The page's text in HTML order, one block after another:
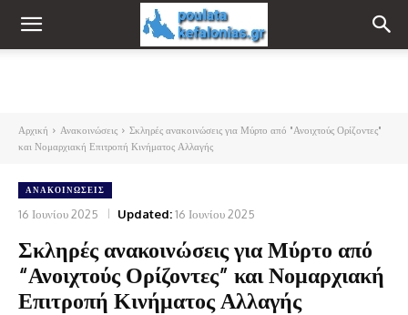
Αρχική Ανακοινώσεις
Σκληρές ανακοινώσεις για Μύρτο από "Ανοιχτούς Ορίζοντες"
και Νομαρχιακή Επιτροπή Κινήματος Αλλαγής
ΑΝΑΚΟΙΝΏΣΕΙΣ
16 Ιουνίου 2025 Updated:16 Ιουνίου 2025
Σκληρές ανακοινώσεις για Μύρτο από
“Ανοιχτούς Ορίζοντες” και Νομαρχιακή
Επιτροπή Κινήματος Αλλαγής